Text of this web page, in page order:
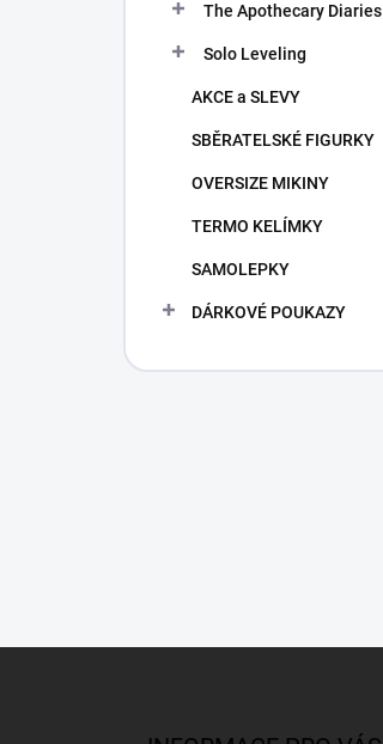
The Apothecary Diaries
Solo Leveling
AKCE a SLEVY
SBĚRATELSKÉ FIGURKY
OVERSIZE MIKINY
TERMO KELÍMKY
SAMOLEPKY
DÁRKOVÉ POUKAZY